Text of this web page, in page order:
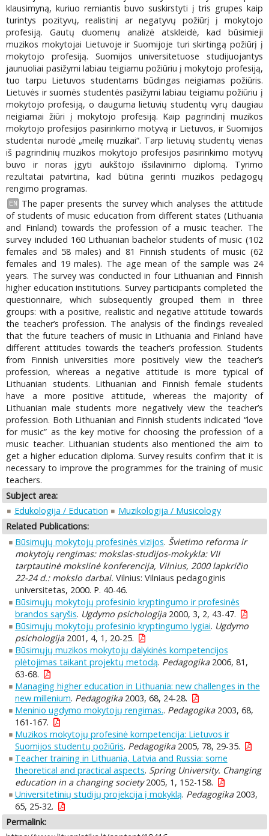
klausimyną, kuriuo remiantis buvo suskirstyti į tris grupes kaip
turintys pozityvų, realistinį ar negatyvų požiūrį į mokytojo
profesiją. Gautų duomenų analizė atskleidė, kad būsimieji
muzikos mokytojai Lietuvoje ir Suomijoje turi skirtingą požiūrį į
mokytojo profesiją. Suomijos universitetuose studijuojantys
jaunuoliai pasižymi labiau teigiamu požiūriu į mokytojo profesiją,
tuo tarpu Lietuvos studentams būdingas neigiamas požiūris.
Lietuvės ir suomės studentės pasižymi labiau teigiamu požiūriu į
mokytojo profesiją, o dauguma lietuvių studentų vyrų daugiau
neigiamai žiūri į mokytojo profesiją. Kaip pagrindinį muzikos
mokytojo profesijos pasirinkimo motyvą ir Lietuvos, ir Suomijos
studentai nurodė „meilę muzikai“. Tarp lietuvių studentų vienas
iš pagrindinių muzikos mokytojo profesijos pasirinkimo motyvų
buvo ir noras įgyti aukštojo išsilavinimo diplomą. Tyrimo
rezultatai patvirtina, kad būtina gerinti muzikos pedagogų
rengimo programas.
EN
The paper presents the survey which analyses the attitude
of students of music education from different states (Lithuania
and Finland) towards the profession of a music teacher. The
survey included 160 Lithuanian bachelor students of music (102
females and 58 males) and 81 Finnish students of music (62
females and 19 males). The age mean of the sample was 24
years. The survey was conducted in four Lithuanian and Finnish
higher education institutions. Survey participants completed the
questionnaire, which subsequently grouped them in three
groups: with a positive, realistic and negative attitude towards
the teacher’s profession. The analysis of the findings revealed
that the future teachers of music in Lithuania and Finland have
different attitudes towards the teacher’s profession. Students
from Finnish universities more positively view the teacher’s
profession, whereas a negative attitude is more typical of
Lithuanian students. Lithuanian and Finnish female students
have a more positive attitude, whereas the majority of
Lithuanian male students more negatively view the teacher’s
profession. Both Lithuanian and Finnish students indicated “love
for music” as the key motive for choosing the profession of a
music teacher. Lithuanian students also mentioned the aim to
get a higher education diploma. Survey results confirm that it is
necessary to improve the programmes for the training of music
teachers.
Subject area:
Edukologija / Education
Muzikologija / Musicology
Related Publications:
Būsimųjų mokytojų profesinės vizijos. Švietimo reforma ir
mokytojų rengimas: mokslas-studijos-mokykla: VII
tarptautinė mokslinė konferencija, Vilnius, 2000 lapkričio
22-24 d.: mokslo darbai. Vilnius: Vilniaus pedagoginis
universitetas, 2000. P. 40-46.
Būsimųjų mokytojų profesinio kryptingumo ir profesinės
brandos sąryšis. Ugdymo psichologija2000, 3, 2, 43-47.
Būsimųjų mokytojų profesinio kryptingumo lygiai. Ugdymo
psichologija2001, 4, 1, 20-25.
Būsimųjų muzikos mokytojų dalykinės kompetencijos
plėtojimas taikant projektų metodą. Pedagogika2006, 81,
63-68.
Managing higher education in Lithuania: new challenges in the
new millenium. Pedagogika2003, 68, 24-28.
Meninio ugdymo mokytojų rengimas.. Pedagogika2003, 68,
161-167.
Muzikos mokytojų profesinė kompetencija: Lietuvos ir
Suomijos studentų požiūris. Pedagogika2005, 78, 29-35.
Teacher training in Lithuania, Latvia and Russia: some
theoretical and practical aspects. Spring University. Changing
education in a changing society2005, 1, 152-158.
Universitetinių studijų projekcija į mokyklą. Pedagogika2003,
65, 25-32.
Permalink: